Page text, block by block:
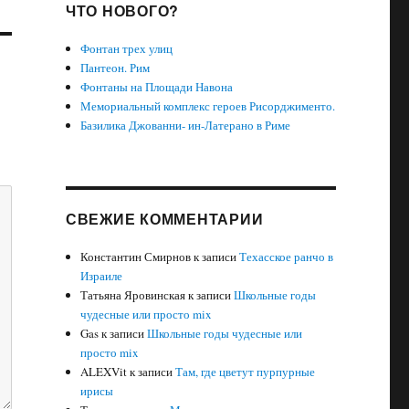
ЧТО НОВОГО?
Фонтан трех улиц
Пантеон. Рим
Фонтаны на Площади Навона
Мемориальный комплекс героев Рисорджименто.
Базилика Джованни- ин-Латерано в Риме
СВЕЖИЕ КОММЕНТАРИИ
Константин Смирновк записиТехасское ранчо в
Израиле
Татьяна Яровинскаяк записиШкольные годы
чудесные или просто mix
Gasк записиШкольные годы чудесные или
просто mix
ALEXVitк записиТам, где цветут пурпурные
ирисы